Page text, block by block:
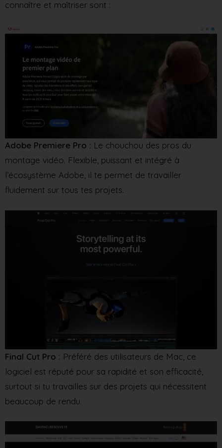
connaître et maîtriser sont :
Adobe Premiere Pro : Le chouchou des pros du
montage vidéo. Flexible, puissant et intégré à
l’écosystème Adobe, il te permet de travailler
fluidement sur tous tes projets.
Final Cut Pro : Préféré des utilisateurs de Mac, ce
logiciel est réputé pour sa rapidité et son efficacité,
surtout si tu travailles sur des projets qui nécessitent
beaucoup de rendu.